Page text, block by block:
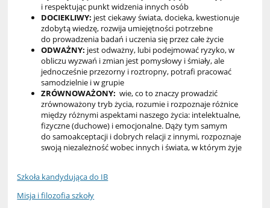
i respektując punkt widzenia innych osób
DOCIEKLIWY: jest ciekawy świata, docieka, kwestionuje
zdobytą wiedzę, rozwija umiejętności potrzebne
do prowadzenia badań i uczenia się przez całe życie
ODWAŻNY: jest odważny, lubi podejmować ryzyko, w
obliczu wyzwań i zmian jest pomysłowy i śmiały, ale
jednocześnie przezorny i roztropny, potrafi pracować
samodzielnie i w grupie
ZRÓWNOWAŻONY: wie, co to znaczy prowadzić
zrównoważony tryb życia, rozumie i rozpoznaje różnice
między różnymi aspektami naszego życia: intelektualne,
fizyczne (duchowe) i emocjonalne. Dąży tym samym
do samoakceptacji i dobrych relacji z innymi, rozpoznaje
swoją niezależność wobec innych i świata, w którym żyje
Szkoła kandydująca do IB
Misja i filozofia szkoły